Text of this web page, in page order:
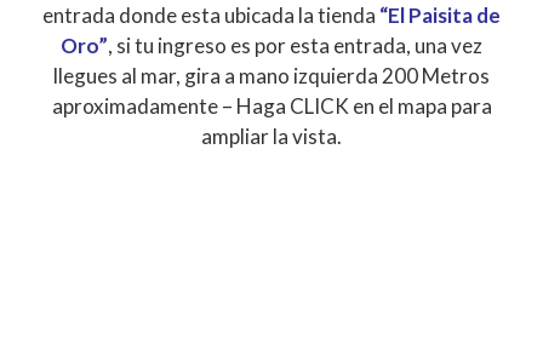
entrada donde esta ubicada la tienda “El Paisita de
Oro”, si tu ingreso es por esta entrada, una vez
llegues al mar, gira a mano izquierda 200 Metros
aproximadamente – Haga CLICK en el mapa para
ampliar la vista.